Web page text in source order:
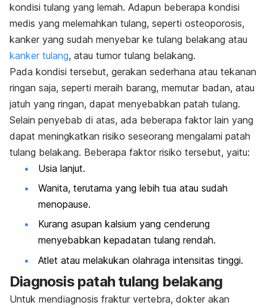
kondisi tulang yang lemah. Adapun beberapa kondisi
medis yang melemahkan tulang, seperti osteoporosis,
kanker yang sudah menyebar ke tulang belakang atau
kanker tulang, atau tumor tulang belakang.
Pada kondisi tersebut, gerakan sederhana atau tekanan
ringan saja, seperti meraih barang, memutar badan, atau
jatuh yang ringan, dapat menyebabkan patah tulang.
Selain penyebab di atas, ada beberapa faktor lain yang
dapat meningkatkan risiko seseorang mengalami patah
tulang belakang. Beberapa faktor risiko tersebut, yaitu:
Usia lanjut.
Wanita, terutama yang lebih tua atau sudah
menopause.
Kurang asupan kalsium yang cenderung
menyebabkan kepadatan tulang rendah.
Atlet atau melakukan olahraga intensitas tinggi.
Diagnosis patah tulang belakang
Untuk mendiagnosis fraktur vertebra, dokter akan